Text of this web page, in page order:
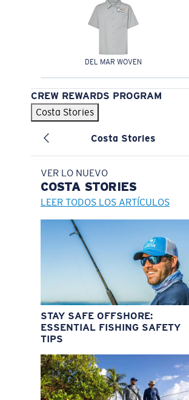
DEL MAR WOVEN
CREW REWARDS PROGRAM
Costa Stories
Costa Stories
VER LO NUEVO
COSTA STORIES
LEER TODOS LOS ARTÍCULOS
STAY SAFE OFFSHORE:
ESSENTIAL FISHING SAFETY
TIPS